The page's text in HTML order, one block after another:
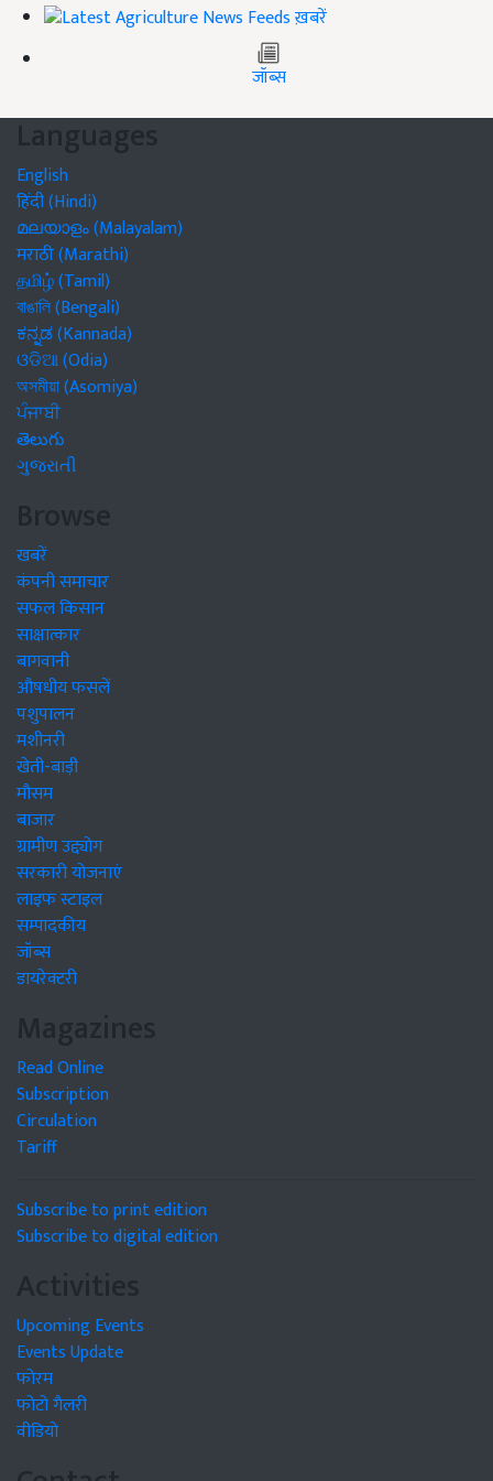
ख़बरें
जॉब्स
Languages
English
हिंदी (Hindi)
മലയാളം (Malayalam)
मराठी (Marathi)
தமிழ் (Tamil)
বাঙালি (Bengali)
ಕನ್ನಡ (Kannada)
ଓଡିଆ (Odia)
অসমীয়া (Asomiya)
ਪੰਜਾਬੀ
తెలుగు
ગુજરાતી
Browse
खबरें
कंपनी समाचार
सफल किसान
साक्षात्कार
बागवानी
औषधीय फसलें
पशुपालन
मशीनरी
खेती-बाड़ी
मौसम
बाजार
ग्रामीण उद्द्योग
सरकारी योजनाएं
लाइफ स्टाइल
सम्पादकीय
जॉब्स
डायरेक्टरी
Magazines
Read Online
Subscription
Circulation
Tariff
Subscribe to print edition
Subscribe to digital edition
Activities
Upcoming Events
Events Update
फोरम
फोटो गैलरी
वीडियो